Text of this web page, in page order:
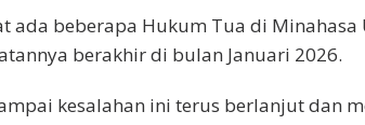
ada beberapa Hukum Tua di Minahasa
berakhir di bulan Januari 2026.
kesalahan ini terus berlanjut dan